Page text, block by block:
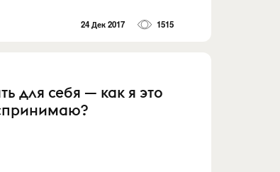
24 Дек 2017 1515
для себя — как я это